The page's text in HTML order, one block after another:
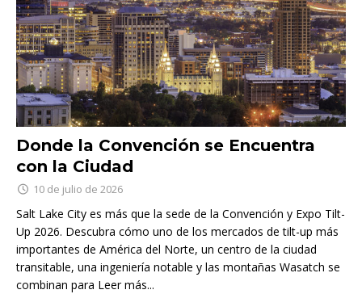
Donde la Convención se Encuentra
con la Ciudad
10 de julio de 2026
Salt Lake City es más que la sede de la Convención y Expo Tilt-
Up 2026. Descubra cómo uno de los mercados de tilt-up más
importantes de América del Norte, un centro de la ciudad
transitable, una ingeniería notable y las montañas Wasatch se
combinan para Leer más...